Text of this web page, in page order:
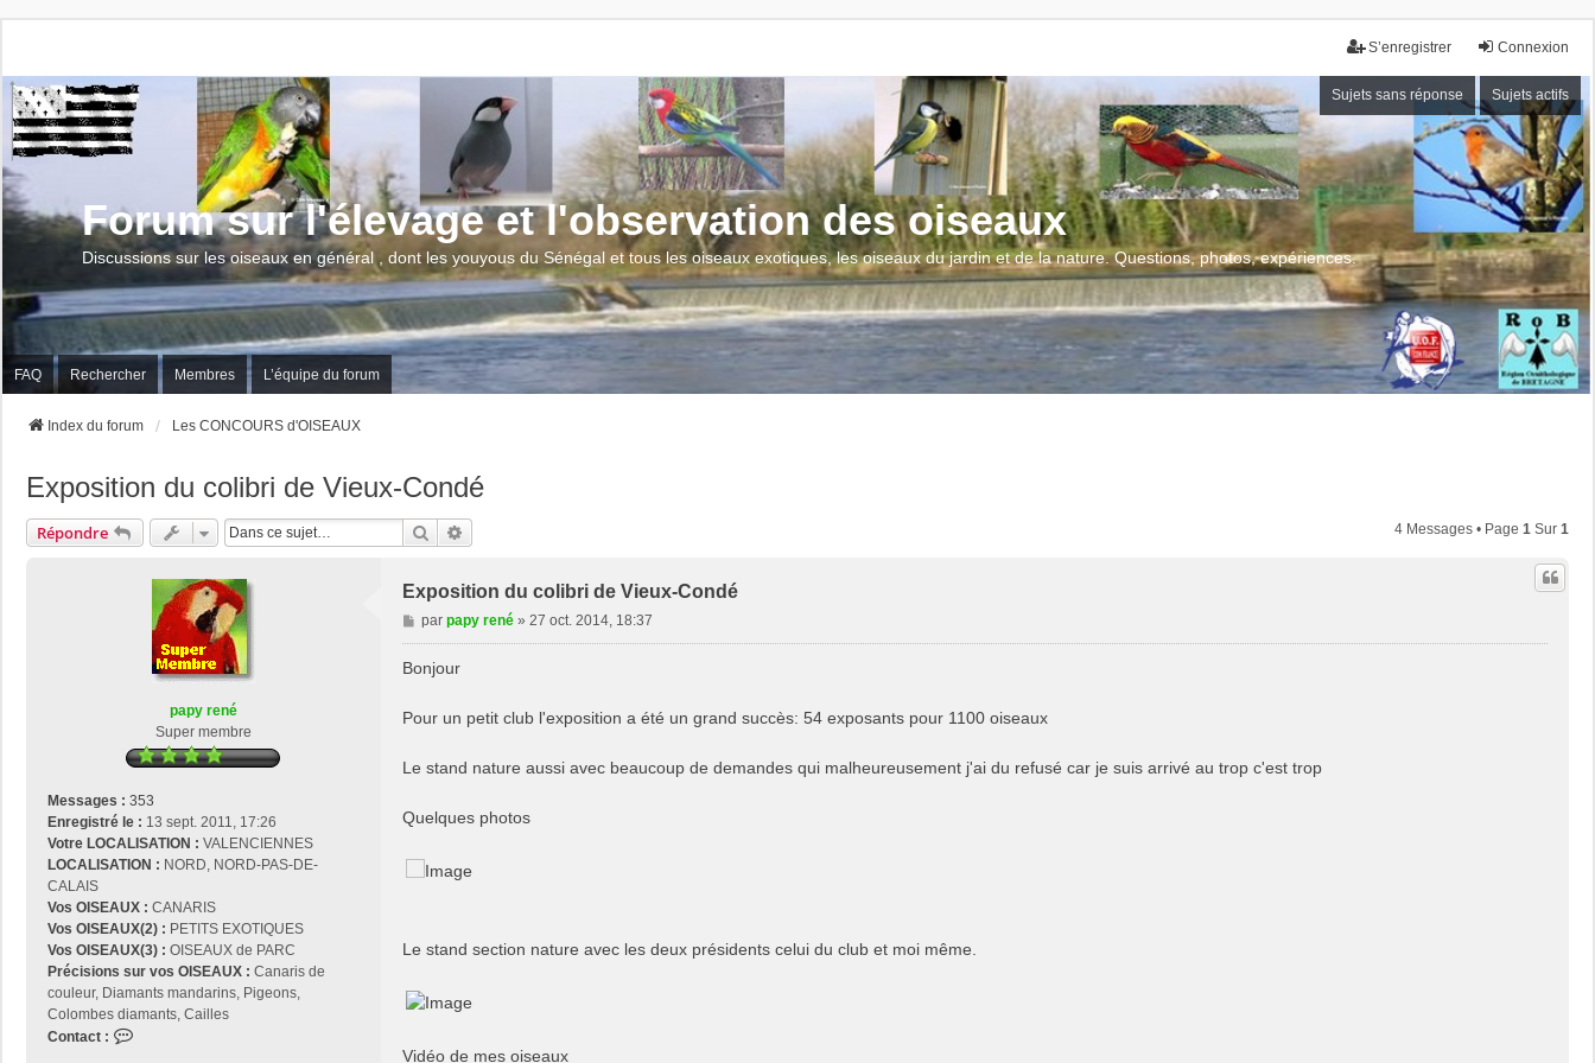
Connexion
S’enregistrer
Sujets sans réponse Sujets actifs
Forum sur l'élevage et l'observation des oiseaux
Discussions sur les oiseaux en général , dont les youyous du Sénégal et tous les oiseaux exotiques, les oiseaux du jardin et de la nature. Questions, photos, expériences.
FAQ Rechercher Membres L’équipe du forum
Index du forum Les CONCOURS d'OISEAUX
Exposition du colibri de Vieux-Condé
Répondre Rechercher 4 Messages • Page 1 Sur 1
papy rené
Super membre
Messages : 353
Enregistré le : 13 sept. 2011, 17:26
Votre LOCALISATION : VALENCIENNES
LOCALISATION : NORD, NORD-PAS-DE-
CALAIS
Vos OISEAUX : CANARIS
Vos OISEAUX(2) : PETITS EXOTIQUES
Vos OISEAUX(3) : OISEAUX de PARC
Précisions sur vos OISEAUX : Canaris de
couleur, Diamants mandarins, Pigeons,
Colombes diamants, Cailles
Contact :
Exposition du colibri de Vieux-Condé
M
e
g
par papy rené» 27 oct. 2014, 18:37
Bonjour
Pour un petit club l'exposition a été un grand succès: 54 exposants pour 1100 oiseaux
Le stand nature aussi avec beaucoup de demandes qui malheureusement j'ai du refusé car je suis arrivé au trop c'est trop
Quelques photos
Le stand section nature avec les deux présidents celui du club et moi même.
Vidéo de mes oiseaux